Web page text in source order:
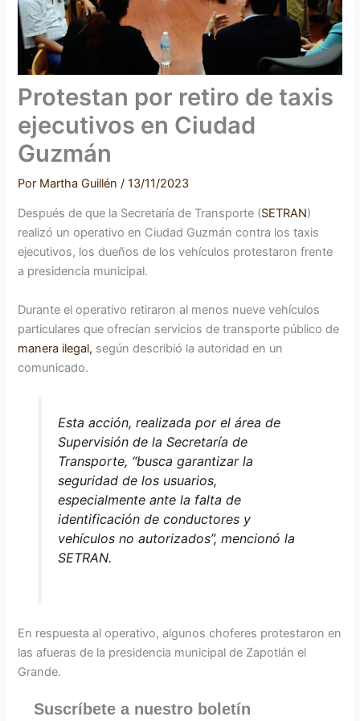
Protestan por retiro de taxis
ejecutivos en Ciudad
Guzmán
Por Martha Guillén/13/11/2023
Después de que la Secretaría de Transporte (SETRAN)
realizó un operativo en Ciudad Guzmán contra los taxis
ejecutivos, los dueños de los vehículos protestaron frente
a presidencia municipal.
Durante el operativo retiraron al menos nueve vehículos
particulares que ofrecían servicios de transporte público de
manera ilegal, según describió la autoridad en un
comunicado.
Esta acción, realizada por el área de
Supervisión de la Secretaría de
Transporte, “busca garantizar la
seguridad de los usuarios,
especialmente ante la falta de
identificación de conductores y
vehículos no autorizados”, mencionó la
SETRAN.
En respuesta al operativo, algunos choferes protestaron en
las afueras de la presidencia municipal de Zapotlán el
Grande.
Suscríbete a nuestro boletín